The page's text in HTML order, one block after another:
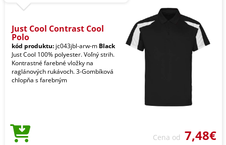
Just Cool Contrast Cool
Polo
kód produktu: jc043jbl-arw-m Black
Just Cool 100% polyester. Voľný strih.
Kontrastné farebné vložky na
raglánových rukávoch. 3-Gombíková
chlopňa s farebným
Cena od 7,48€